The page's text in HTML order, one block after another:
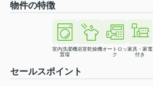
物件の特徴
室内洗濯機
置場
浴室乾燥機オートロッ
ク
家具・家電
付き
セールスポイント